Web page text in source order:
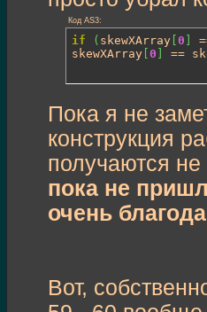
Код AS3:
if ( skewXArray 0
skewXArray 0 ==
Пока я не
конструкция
получаются
пока не
очень
Вот,